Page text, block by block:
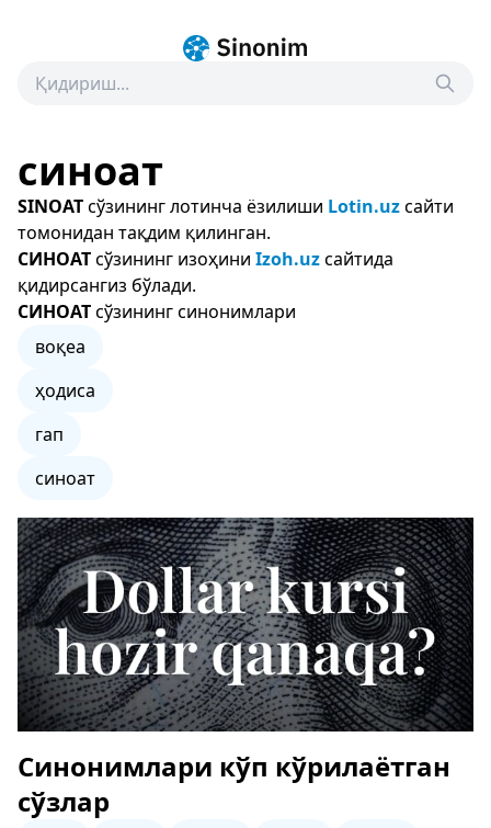
синоат
SINOATсўзининг лотинча ёзилиши Lotin.uzсайти
томонидан тақдим қилинган.
СИНОАТсўзининг изоҳини Izoh.uzсайтида
қидирсангиз бўлади.
СИНОАТсўзининг синонимлари
воқеа
ҳодиса
гап
синоат
Синонимлари кўп кўрилаётган
сўзлар